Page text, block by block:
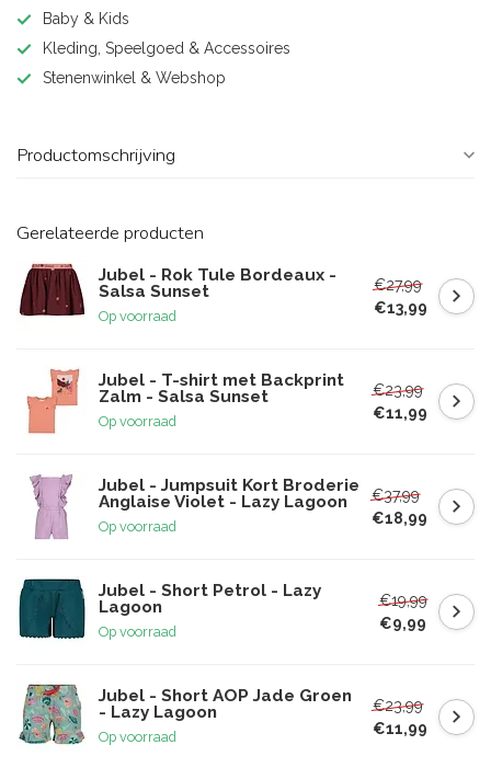
Baby & Kids
Kleding, Speelgoed & Accessoires
Stenenwinkel & Webshop
Productomschrijving
Gerelateerde producten
Jubel - Rok Tule Bordeaux -
Salsa Sunset
Op voorraad
€27,99
€13,99
Jubel - T-shirt met Backprint
Zalm - Salsa Sunset
Op voorraad
€23,99
€11,99
Jubel - Jumpsuit Kort Broderie
Anglaise Violet - Lazy Lagoon
Op voorraad
€37,99
€18,99
Jubel - Short Petrol - Lazy
Lagoon
Op voorraad
€19,99
€9,99
Jubel - Short AOP Jade Groen
- Lazy Lagoon
Op voorraad
€23,99
€11,99